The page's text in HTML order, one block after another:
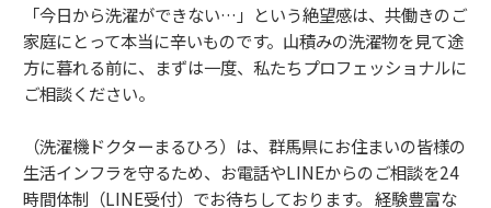
「今日から洗濯ができない…」という絶望感は、共働きのご
家庭にとって本当に辛いものです。山積みの洗濯物を見て途
方に暮れる前に、まずは一度、私たちプロフェッショナルに
ご相談ください。
（洗濯機ドクターまるひろ）は、群馬県にお住まいの皆様の
生活インフラを守るため、お電話やLINEからのご相談を24
時間体制（LINE受付）でお待ちしております。 経験豊富な